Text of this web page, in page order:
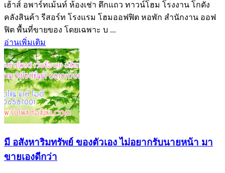
เฮ้าส์ อพาร์ทเม้นท์ ห้องเช่า ตึกแถว ทาวน์โฮม โรงงาน โกดัง
คลังสินค้า รีสอร์ท โรงแรม โฮมออฟฟิต หอพัก สำนักงาน ออฟ
ฟิต พื้นที่ขายของ โดยเฉพาะ บ ...
อ่านเพิ่มเติม
มี อสังหาริมทรัพย์ ของตัวเอง ไม่อยากรับนายหน้า มา
ขายเองดีกว่า